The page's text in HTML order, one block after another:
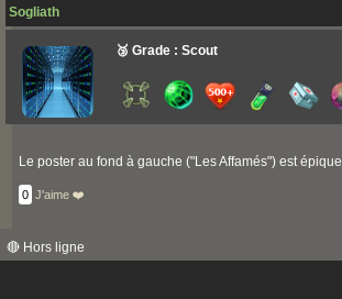
Sogliath
🥉 Grade : Scout
Le poster au fond à gauche ("Les Affamés") est épique
0 J'aime ❤️
🔴 Hors ligne